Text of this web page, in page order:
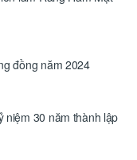
đồng năm 2024
niệm 30 năm thành lập